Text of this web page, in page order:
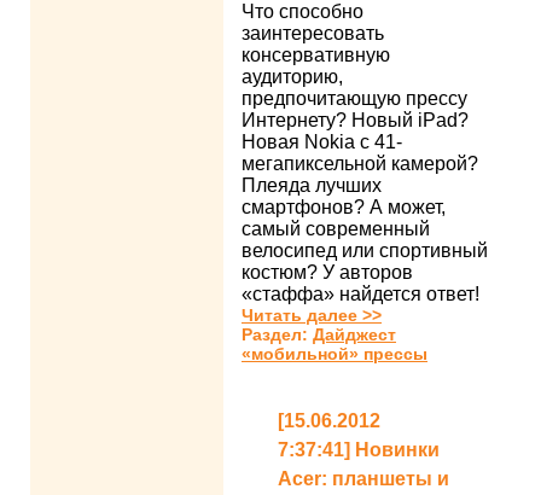
Что способно
заинтересовать
консервативную
аудиторию,
предпочитающую прессу
Интернету? Новый iPad?
Новая Nokia с 41-
мегапиксельной камерой?
Плеяда лучших
смартфонов? А может,
самый современный
велосипед или спортивный
костюм? У авторов
«стаффа» найдется ответ!
Читать далее >>
Раздел: Дайджест
«мобильной» прессы
[15.06.2012
7:37:41] Новинки
Acer: планшеты и